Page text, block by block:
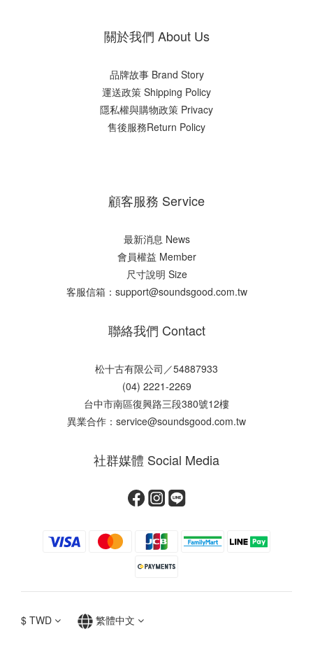
關於我們 About Us
品牌故事 Brand Story
運送政策 Shipping Policy
隱私權與購物政策 Privacy
售後服務Return Policy
顧客服務 Service
最新消息 News
會員權益 Member
尺寸說明 Size
客服信箱：support@soundsgood.com.tw
聯絡我們 Contact
松十古有限公司／54887933
(04) 2221-2269
台中市南區復興路三段380號12樓
異業合作：service@soundsgood.com.tw
社群媒體 Social Media
$ TWD 繁體中文